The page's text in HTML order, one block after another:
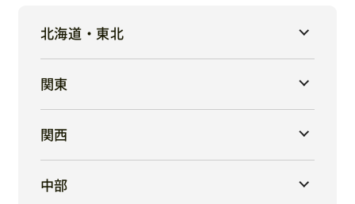
北海道・東北
関東
関西
中部